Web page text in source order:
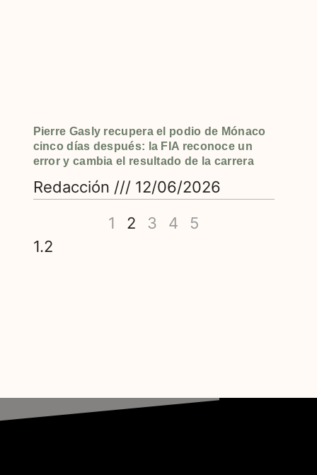
Pierre Gasly recupera el podio de Mónaco
cinco días después: la FIA reconoce un
error y cambia el resultado de la carrera
Redacción
12/06/2026
1
2 3 4 5